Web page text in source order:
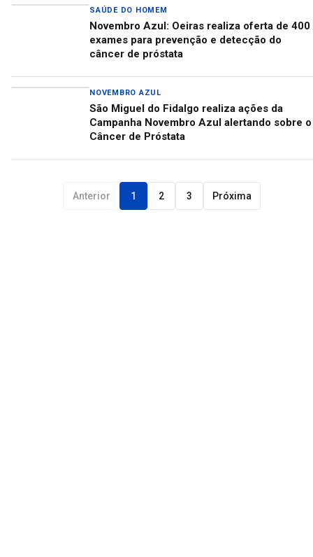
SAÚDE DO HOMEM
Novembro Azul: Oeiras realiza oferta de 400
exames para prevenção e detecção do
câncer de próstata
NOVEMBRO AZUL
São Miguel do Fidalgo realiza ações da
Campanha Novembro Azul alertando sobre o
Câncer de Próstata
Anterior 1 2 3 Próxima